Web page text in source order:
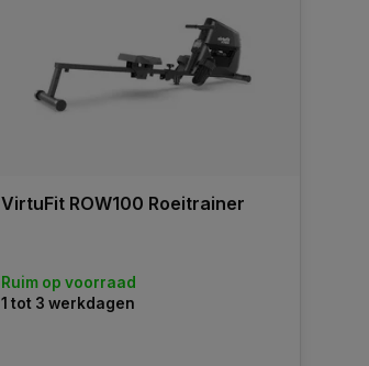
VirtuFit ROW100 Roeitrainer
Ruim op voorraad
1 tot 3 werkdagen